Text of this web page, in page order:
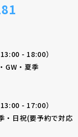
- 18:00）
GW・夏季
- 17:00）
・日祝(要予約で対応